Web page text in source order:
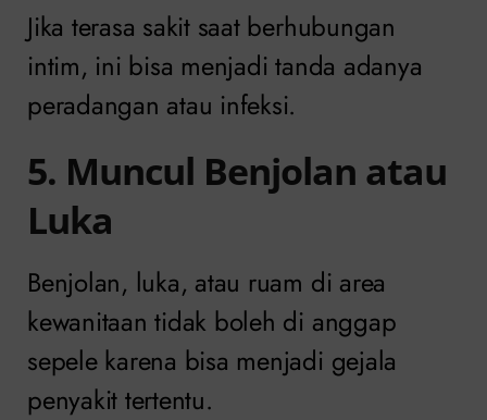
Jika terasa sakit saat berhubungan
intim, ini bisa menjadi tanda adanya
peradangan atau infeksi.
5. Muncul Benjolan atau
Luka
Benjolan, luka, atau ruam di area
kewanitaan tidak boleh di anggap
sepele karena bisa menjadi gejala
penyakit tertentu.